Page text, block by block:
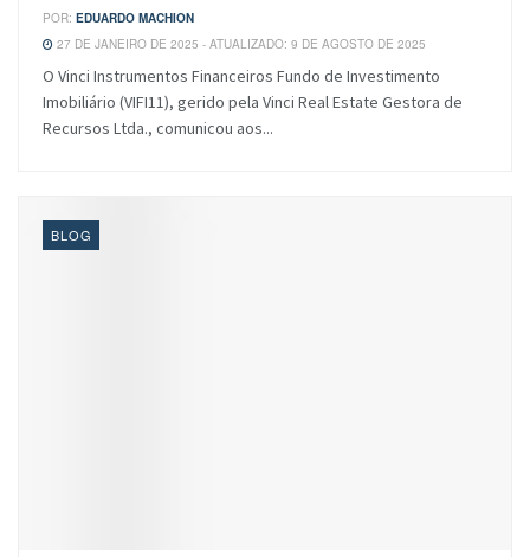
POR: EDUARDO MACHION
27 DE JANEIRO DE 2025 - ATUALIZADO: 9 DE AGOSTO DE 2025
O Vinci Instrumentos Financeiros Fundo de Investimento
Imobiliário (VIFI11), gerido pela Vinci Real Estate Gestora de
Recursos Ltda., comunicou aos...
BLOG